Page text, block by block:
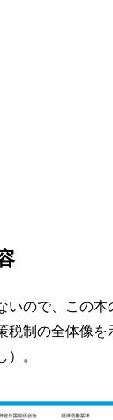
いので、この本
税制の全体像
）。